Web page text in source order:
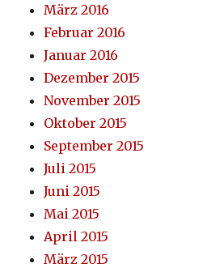
März 2016
Februar 2016
Januar 2016
Dezember 2015
November 2015
Oktober 2015
September 2015
Juli 2015
Juni 2015
Mai 2015
April 2015
März 2015